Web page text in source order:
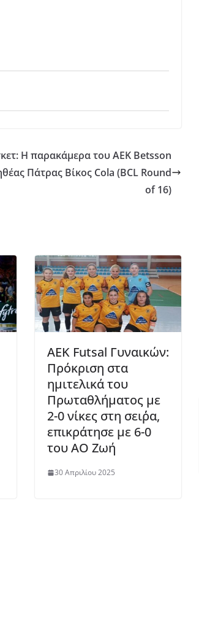
Η παρακάμερα του ΑΕΚ Betsson
Πάτρας Βίκος Cola (ΒCL Round
of 16)
ΑΕΚ Futsal Γυναικών:
Πρόκριση στα
ημιτελικά του
Πρωταθλήματος με
2-0 νίκες στη σειρ΄΄α,
επικράτησε με 6-0
του ΑΟ Ζωή
30 Απριλίου 2025